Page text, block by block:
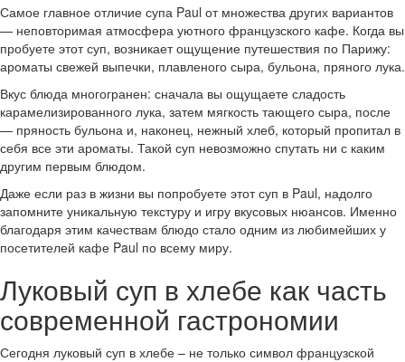
Самое главное отличие супа Paul от множества других вариантов
— неповторимая атмосфера уютного французского кафе. Когда вы
пробуете этот суп, возникает ощущение путешествия по Парижу:
ароматы свежей выпечки, плавленого сыра, бульона, пряного лука.
Вкус блюда многогранен: сначала вы ощущаете сладость
карамелизированного лука, затем мягкость тающего сыра, после
— пряность бульона и, наконец, нежный хлеб, который пропитал в
себя все эти ароматы. Такой суп невозможно спутать ни с каким
другим первым блюдом.
Даже если раз в жизни вы попробуете этот суп в Paul, надолго
запомните уникальную текстуру и игру вкусовых нюансов. Именно
благодаря этим качествам блюдо стало одним из любимейших у
посетителей кафе Paul по всему миру.
Луковый суп в хлебе как часть
современной гастрономии
Сегодня луковый суп в хлебе – не только символ французской